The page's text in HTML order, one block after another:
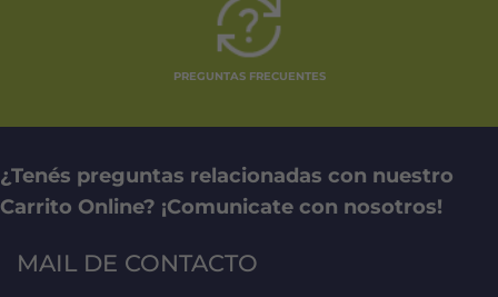
PREGUNTAS FRECUENTES
¿Tenés preguntas relacionadas con nuestro
Carrito Online? ¡Comunicate con nosotros!
MAIL DE CONTACTO